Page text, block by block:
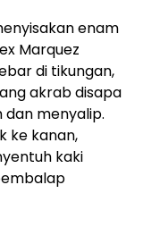
enam
Marquez
di tikungan,
akrab disapa
dan menyalip.
ke kanan,
kaki